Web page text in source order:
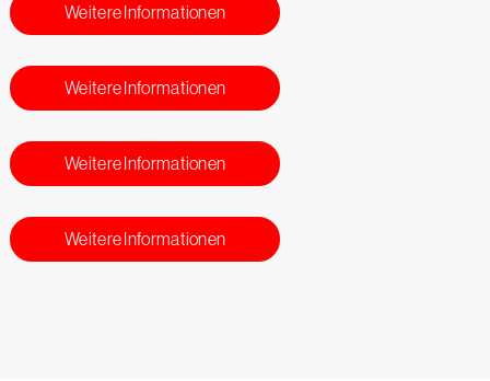
Weitere Informationen
Weitere Informationen
Weitere Informationen
Weitere Informationen